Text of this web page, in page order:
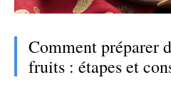
Comment préparer
fruits : étapes et